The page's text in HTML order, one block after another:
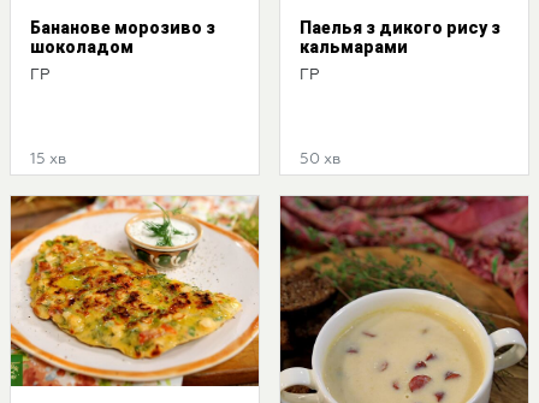
Бананове морозиво з
шоколадом
ГР
15 хв
Паелья з дикого рису з
кальмарами
ГР
50 хв